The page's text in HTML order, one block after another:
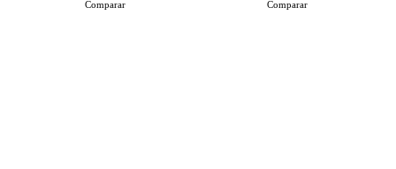
Comparar
Comparar